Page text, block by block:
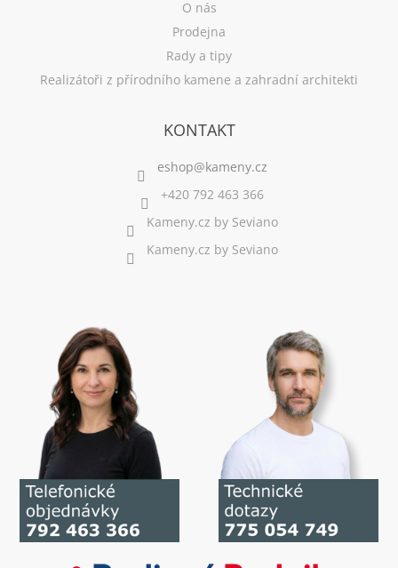
O nás
Prodejna
Rady a tipy
Realizátoři z přírodního kamene a zahradní architekti
KONTAKT
+420 792 463 366
Kameny.cz by Seviano
Kameny.cz by Seviano